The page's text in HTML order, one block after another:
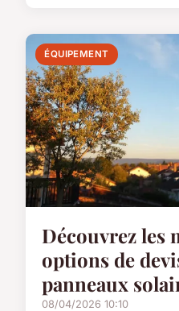
ÉQUIPEMENT
Découvrez les
options de
panneaux
08/04/2026 10:10